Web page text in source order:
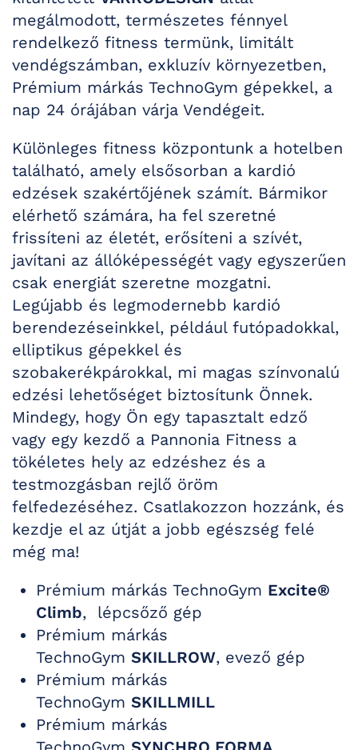
megálmodott, természetes fénnyel
rendelkező fitness termünk, limitált
vendégszámban, exkluzív környezetben,
Prémium márkás TechnoGym gépekkel, a
nap 24 órájában várja Vendégeit.
Különleges fitness központunk a hotelben
található, amely elsősorban a kardió
edzések szakértőjének számít. Bármikor
elérhető számára, ha fel szeretné
frissíteni az életét, erősíteni a szívét,
javítani az állóképességét vagy egyszerűen
csak energiát szeretne mozgatni.
Legújabb és legmodernebb kardió
berendezéseinkkel, például futópadokkal,
elliptikus gépekkel és
szobakerékpárokkal, mi magas színvonalú
edzési lehetőséget biztosítunk Önnek.
Mindegy, hogy Ön egy tapasztalt edző
vagy egy kezdő a Pannonia Fitness a
tökéletes hely az edzéshez és a
testmozgásban rejlő öröm
felfedezéséhez. Csatlakozzon hozzánk, és
kezdje el az útját a jobb egészség felé
még ma!
Prémium márkás TechnoGym Excite®
Climb, lépcsőző gép
Prémium márkás
TechnoGym SKILLROW, evező gép
Prémium márkás
TechnoGym SKILLMILL
Prémium márkás